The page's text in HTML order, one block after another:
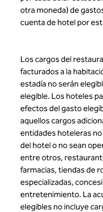
otra moneda) de
cuenta de hotel por
Los cargos del
facturados a la
estadía no serán
elegible. Los hoteles
efectos del gasto
aquellos cargos
entidades hoteleras
del hotel o no sean
entre otros,
farmacias, tiendas de
especializadas,
entretenimiento. La
elegibles no incluye